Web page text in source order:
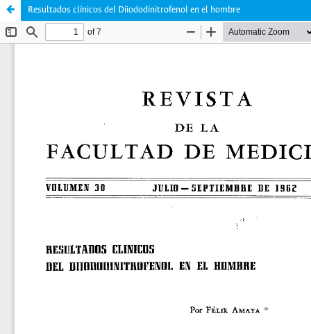
Resultados clínicos del Diiododinitrofenol en el hombre